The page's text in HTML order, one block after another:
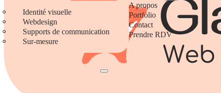
Identité visuelle
Webdesign
Supports de communication
Sur-mesure
A propos
Portfolio
Contact
Prendre RDV